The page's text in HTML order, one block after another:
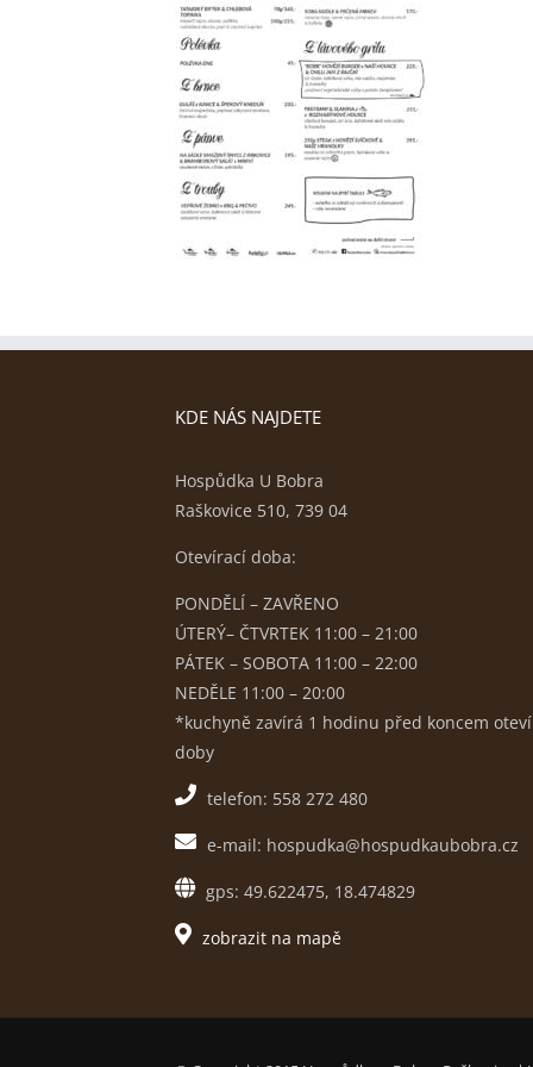
KDE NÁS NAJDETE
Hospůdka U Bobra
Raškovice 510, 739 04
Otevírací doba:
PONDĚLÍ – ZAVŘENO
ÚTERÝ– ČTVRTEK 11:00 – 21:00
PÁTEK – SOBOTA 11:00 – 22:00
NEDĚLE 11:00 – 20:00
*kuchyně zavírá 1 hodinu před koncem
doby
telefon: 558 272 480
e-mail: hospudka@hospudkaubobra.cz
gps: 49.622475, 18.474829
zobrazit na mapě